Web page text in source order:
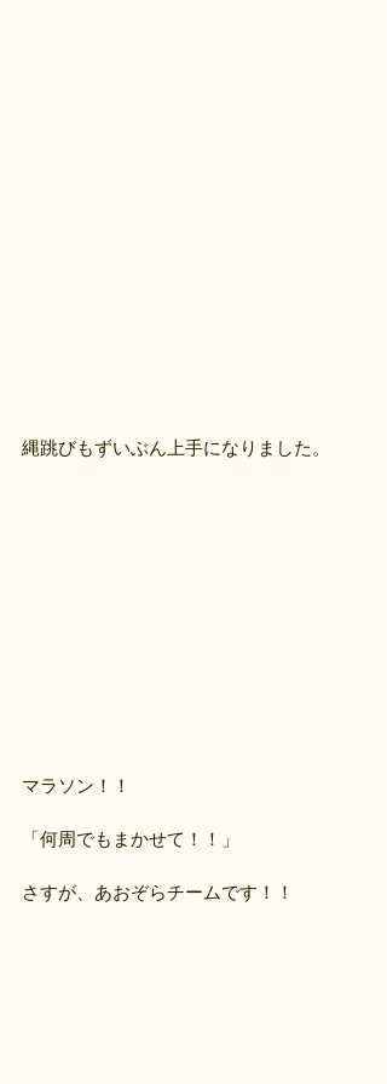
縄跳びもずいぶん上手になりました。
マラソン！！
「何周でもまかせて！！」
さすが、あおぞらチームです！！